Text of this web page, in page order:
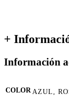
+
Información
COLOR AZUL,